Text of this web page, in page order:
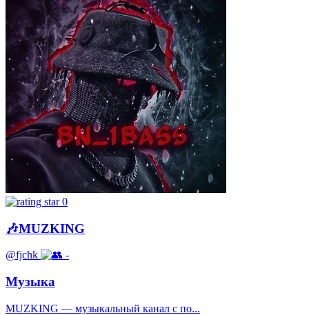
0
🎶MUZKING
@fjchk -
Музыка
MUZKING — музыкальный канал с по...